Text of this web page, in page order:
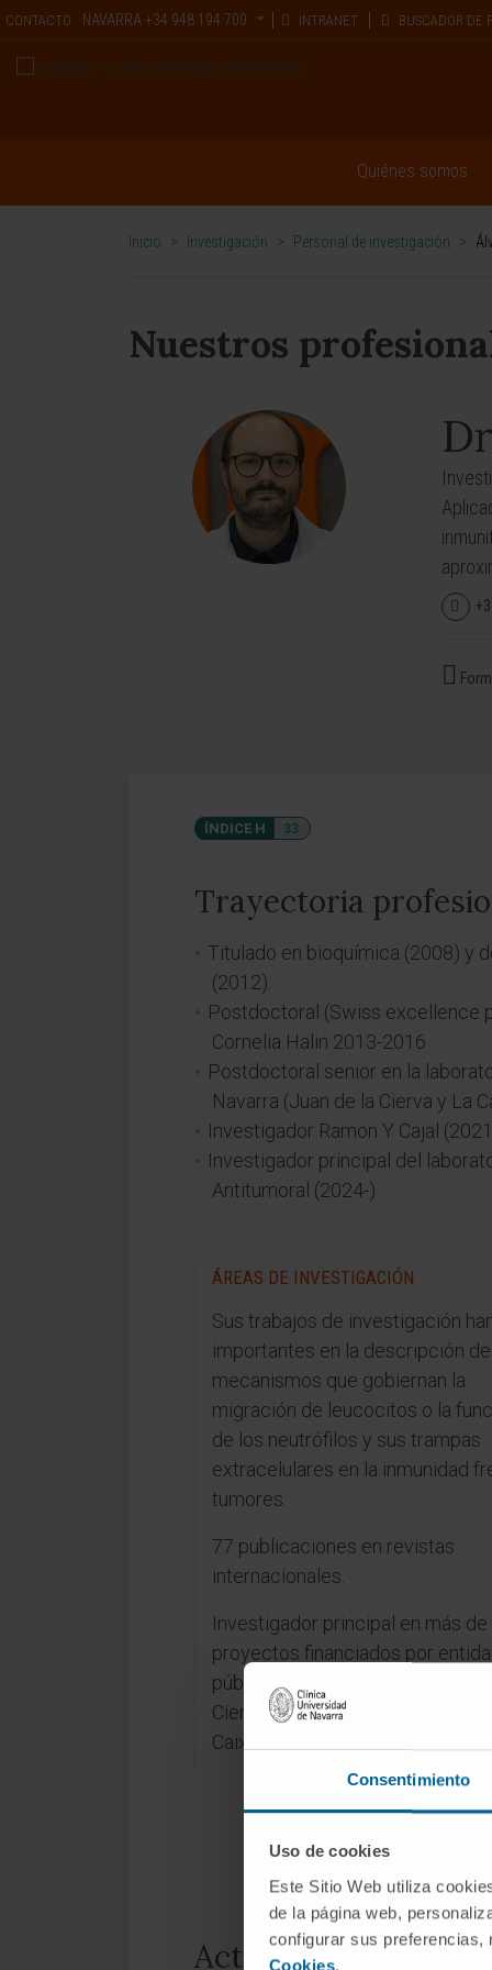
Consentimiento
Uso de cookies
Este Sitio Web utiliza
de la página web,
configurar sus preferencias,
Cookies.
CONTACTO NAVARRA +34 948 194 700 INTRANET BUSCADOR DE
Quiénes somos
Inicio > Investigación > Personal de investigación >
Nuestros
ÍNDICE H 33
Trayectoria
Titulado en bioquímica (2008) y
(2012).
Postdoctoral (Swiss excellence
Cornelia Halin 2013-2016
Postdoctoral senior en la
Navarra (Juan de la Cierva y La
Investigador Ramon Y Cajal
Investigador principal del
Antitumoral (2024-)
ÁREAS DE INVESTIGACIÓN
Sus trabajos de investigación
importantes en la descripción
mecanismos que gobiernan la
migración de leucocitos o la
de los neutrófilos y sus trampas
extracelulares en la inmunidad
tumores.
77 publicaciones en revistas
internacionales.
Investigador principal en más de
proyectos financiados por
públicas y privadas (Ministerio de
Ciencia, fundación científica
Caixa)
Actividad